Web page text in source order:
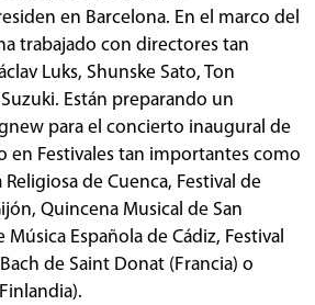
en Barcelona. En el marco del
trabajado con directores tan
Luks, Shunske Sato, Ton
Están preparando un
para el concierto inaugural de
en Festivales tan importantes como
Religiosa de Cuenca, Festival de
Quincena Musical de San
Música Española de Cádiz, Festival
de Saint Donat (Francia) o